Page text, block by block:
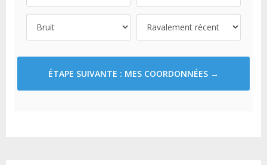
ÉTAPE SUIVANTE : MES COORDONNÉES →